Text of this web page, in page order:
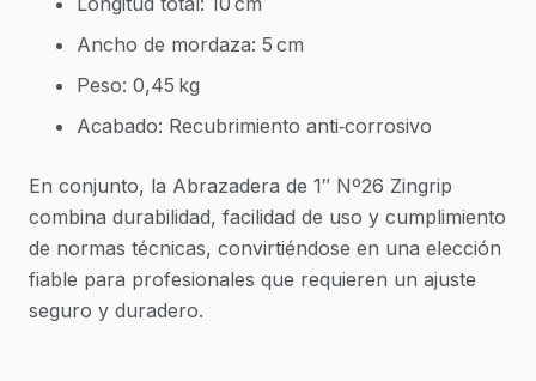
Ancho de mordaza: 5 cm
Peso: 0,45 kg
Acabado: Recubrimiento anti‑corrosivo
En conjunto, la Abrazadera de 1″ Nº26 Zingrip
combina durabilidad, facilidad de uso y cumplimiento
de normas técnicas, convirtiéndose en una elección
fiable para profesionales que requieren un ajuste
seguro y duradero.